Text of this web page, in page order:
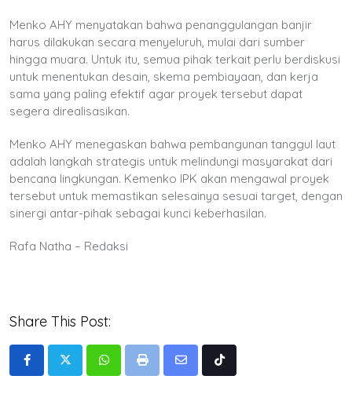
Menko AHY menyatakan bahwa penanggulangan banjir
harus dilakukan secara menyeluruh, mulai dari sumber
hingga muara. Untuk itu, semua pihak terkait perlu berdiskusi
untuk menentukan desain, skema pembiayaan, dan kerja
sama yang paling efektif agar proyek tersebut dapat
segera direalisasikan.
Menko AHY menegaskan bahwa pembangunan tanggul laut
adalah langkah strategis untuk melindungi masyarakat dari
bencana lingkungan. Kemenko IPK akan mengawal proyek
tersebut untuk memastikan selesainya sesuai target, dengan
sinergi antar-pihak sebagai kunci keberhasilan.
Rafa Natha – Redaksi
Share This Post:
WhatsappPrint
Share
Tiktok